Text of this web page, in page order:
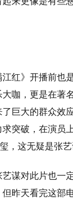
红》开播前也
咖，更是在著
巨大的群众效
突破，在演员
，这无疑是张
谋对此片也一
昨天看完这部